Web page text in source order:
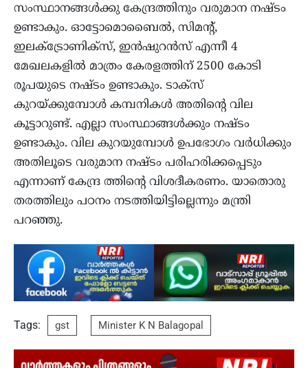
സംസ്ഥാനങ്ങൾക്കു കേന്ദ്രത്തിനും വരുമാന നഷ്ടം
ഉണ്ടാകും. ഓട്ടോമൊബൈൽ, സിമന്റ്,
ഇലക്ട്രോണിക്സ്, ഇൻഷുറൻസ് എന്നീ 4
മേഖലകളിൽ മാത്രം കേരളത്തിന് 2500 കോടി
രൂപയുടെ നഷ്ടം ഉണ്ടാകും. ടാക്സ്
കുറയ്ക്കുമ്പോൾ കമ്പനികൾ അതിന്റെ വില
കൂട്ടാറുണ്ട്. എല്ലാ സംസ്ഥാങ്ങൾക്കും നഷ്ടം
ഉണ്ടാകും. വില കുറയുമ്പോൾ ഉപഭോഗം വർധിക്കും
അതിലൂടെ വരുമാന നഷ്ടം പരിഹരിക്കപ്പെടും
എന്നാണ് കേന്ദ്ര ത്തിന്റെ വിശദീകരണം. യാതൊരു
തരത്തിലും പഠനം നടത്തിയിട്ടില്ലെന്നും മന്ത്രി
പറഞ്ഞു.
Tags: gst Minister K N Balagopal